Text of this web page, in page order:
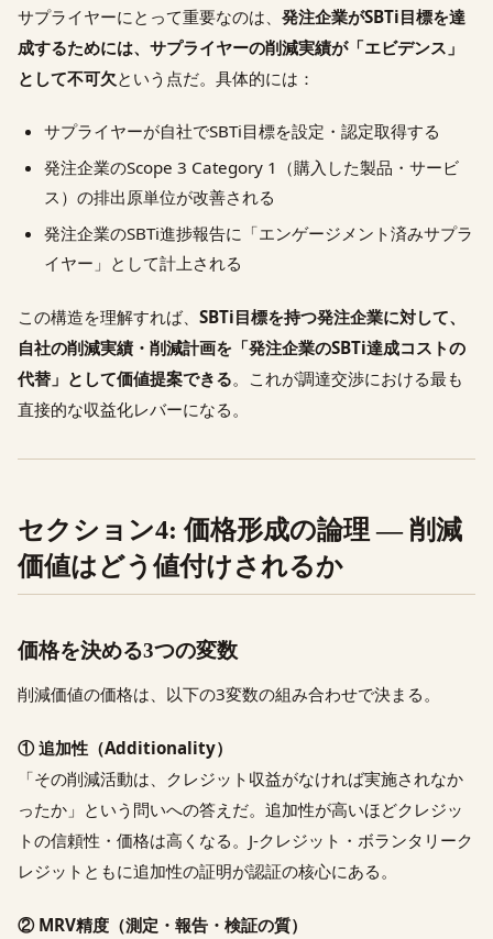
サプライヤーにとって重要なのは、 発注企業がSBTi目標を達
成するためには、サプライヤーの削減実績が「エビデンス」
として不可欠という点だ。具体的には：
サプライヤーが自社でSBTi目標を設定・認定取得する
発注企業のScope 3 Category 1（購入した製品・サービ
ス）の排出原単位が改善される
発注企業のSBTi進捗報告に「エンゲージメント済みサプラ
イヤー」として計上される
この構造を理解すれば、 SBTi目標を持つ発注企業に対して、
自社の削減実績・削減計画を「発注企業のSBTi達成コストの
代替」として価値提案できる。これが調達交渉における最も
直接的な収益化レバーになる。
セクション4: 価格形成の論理 — 削減
価値はどう値付けされるか
価格を決める3つの変数
削減価値の価格は、以下の3変数の組み合わせで決まる。
① 追加性（Additionality）
「その削減活動は、クレジット収益がなければ実施されなか
ったか」という問いへの答えだ。追加性が高いほどクレジッ
トの信頼性・価格は高くなる。J-クレジット・ボランタリーク
レジットともに追加性の証明が認証の核心にある。
② MRV精度（測定・報告・検証の質）